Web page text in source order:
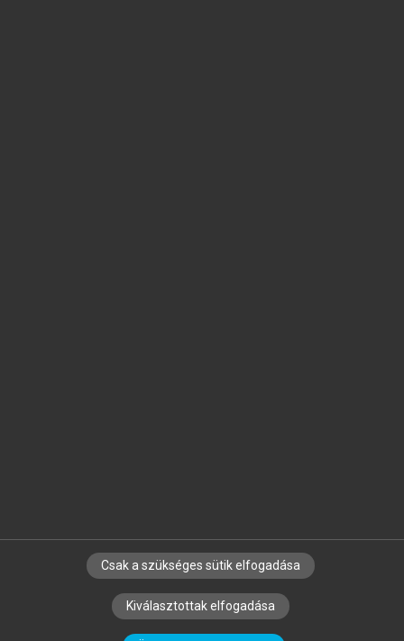
SZERZŐKNEK CÉGEKNEK KÖNYVTÁROSOKNAK
SZERKESZTÉSI ÉS LEKTORÁLÁSI ALAPELVEK
Csak a szükséges sütik elfogadása
Kiválasztottak elfogadása